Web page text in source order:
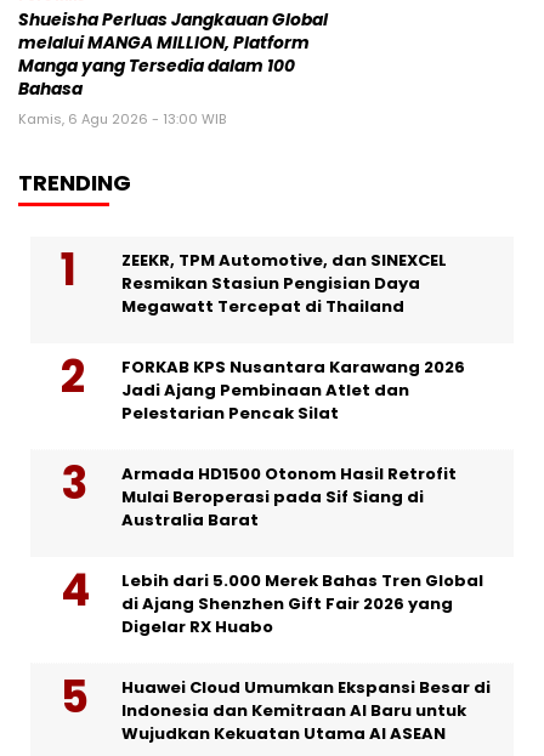
Shueisha Perluas Jangkauan Global
melalui MANGA MILLION, Platform
Manga yang Tersedia dalam 100
Bahasa
Kamis, 6 Agu 2026 - 13:00 WIB
TRENDING
ZEEKR, TPM Automotive, dan SINEXCEL
Resmikan Stasiun Pengisian Daya
Megawatt Tercepat di Thailand
FORKAB KPS Nusantara Karawang 2026
Jadi Ajang Pembinaan Atlet dan
Pelestarian Pencak Silat
Armada HD1500 Otonom Hasil Retrofit
Mulai Beroperasi pada Sif Siang di
Australia Barat
Lebih dari 5.000 Merek Bahas Tren Global
di Ajang Shenzhen Gift Fair 2026 yang
Digelar RX Huabo
Huawei Cloud Umumkan Ekspansi Besar di
Indonesia dan Kemitraan AI Baru untuk
Wujudkan Kekuatan Utama AI ASEAN